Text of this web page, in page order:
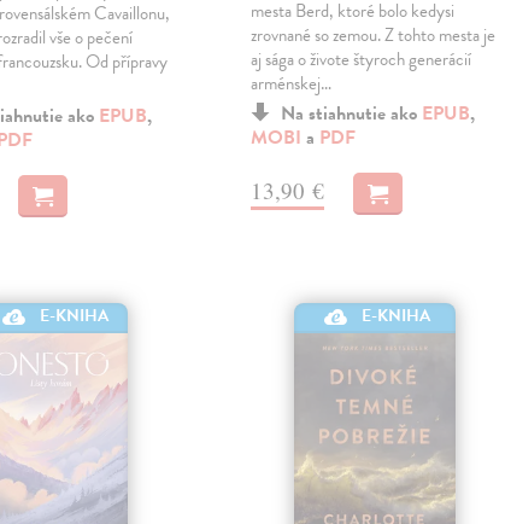
Cavaillonu,
vše o pečení
Od přípravy
ako EPUB,
mesta Berd, ktoré bolo kedysi
zrovnané so zemou. Z tohto mesta je
aj sága o živote štyroch generácií
arménskej…
Na stiahnutie ako EPUB,
MOBI a PDF
13,90 €
E-KNIHA E-KNIHA